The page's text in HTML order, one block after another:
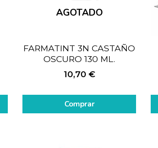
AGOTADO
FARMATINT 3N CASTAÑO
OSCURO 130 ML.
10,70 €
Comprar